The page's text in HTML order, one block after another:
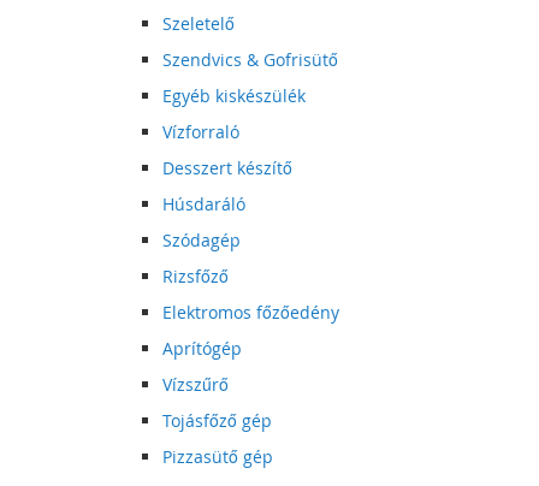
Szeletelő
Szendvics & Gofrisütő
Egyéb kiskészülék
Vízforraló
Desszert készítő
Húsdaráló
Szódagép
Rizsfőző
Elektromos főzőedény
Aprítógép
Vízszűrő
Tojásfőző gép
Pizzasütő gép